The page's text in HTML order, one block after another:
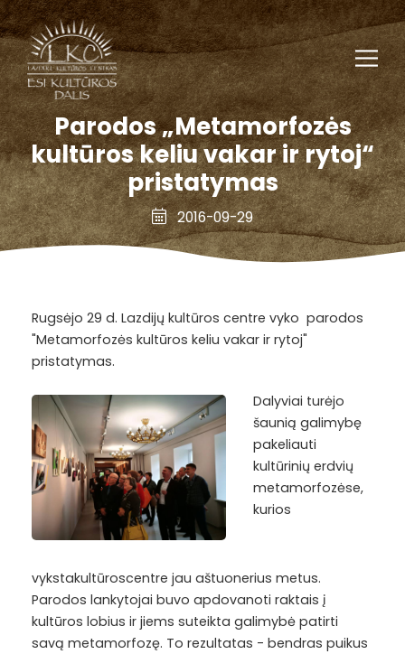
Parodos „Metamorfozės
kultūros keliu vakar ir rytoj“
pristatymas
2016-09-29
Rugsėjo 29 d. Lazdijų kultūros centre vyko parodos
"Metamorfozės kultūros keliu vakar ir rytoj"
pristatymas.
Dalyviai turėjo
šaunią galimybę
pakeliauti
kultūrinių erdvių
metamorfozėse,
kurios
vykstakultūroscentre jau aštuonerius metus.
Parodos lankytojai buvo apdovanoti raktais į
kultūros lobius ir jiems suteikta galimybė patirti
savą metamorfozę. To rezultatas - bendras puikus